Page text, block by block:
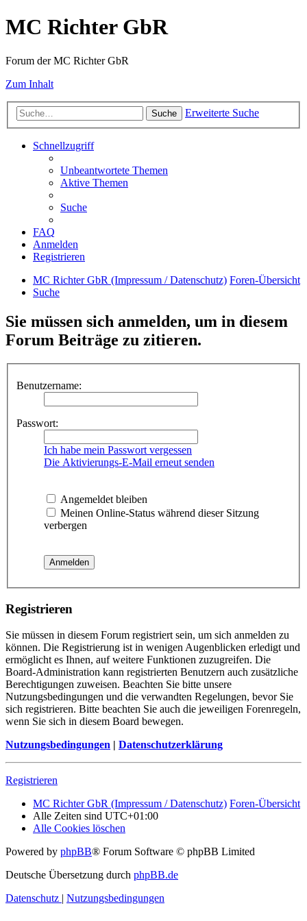
MC Richter GbR
Forum der MC Richter GbR
Zum Inhalt
Suche Erweiterte Suche
Schnellzugriff
Unbeantwortete Themen
Aktive Themen
Suche
FAQ
Anmelden
Registrieren
MC Richter GbR (Impressum / Datenschutz) Foren-Übersicht
Suche
Sie müssen sich anmelden, um in diesem
Forum Beiträge zu zitieren.
Benutzername:
Passwort:
Ich habe mein Passwort vergessen
Die Aktivierungs-E-Mail erneut senden
Angemeldet bleiben
Meinen Online-Status während dieser Sitzung
verbergen
Registrieren
Sie müssen in diesem Forum registriert sein, um sich anmelden zu
können. Die Registrierung ist in wenigen Augenblicken erledigt und
ermöglicht es Ihnen, auf weitere Funktionen zuzugreifen. Die
Board-Administration kann registrierten Benutzern auch zusätzliche
Berechtigungen zuweisen. Beachten Sie bitte unsere
Nutzungsbedingungen und die verwandten Regelungen, bevor Sie
sich registrieren. Bitte beachten Sie auch die jeweiligen Forenregeln,
wenn Sie sich in diesem Board bewegen.
Nutzungsbedingungen | Datenschutzerklärung
Registrieren
MC Richter GbR (Impressum / Datenschutz) Foren-Übersicht
Alle Zeiten sind UTC+01:00
Alle Cookies löschen
Powered by phpBB® Forum Software © phpBB Limited
Deutsche Übersetzung durch phpBB.de
Datenschutz | Nutzungsbedingungen